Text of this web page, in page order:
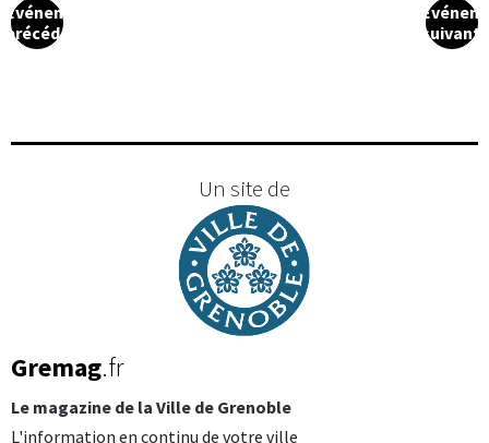
Événement
précédent
suivant
Un site de
Gremag.fr
Le magazine de la Ville de Grenoble
L'information en continu de votre ville